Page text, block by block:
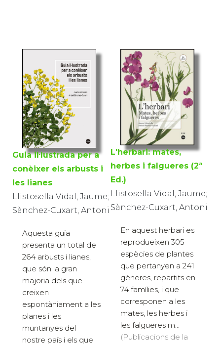
Guia il·lustrada per a
conèixer els arbusts i
les lianes
Llistosella Vidal, Jaume;
Sànchez-Cuxart, Antoni
Aquesta guia
presenta un total de
264 arbusts i lianes,
que són la gran
majoria dels que
creixen
espontàniament a les
planes i les
muntanyes del
nostre país i els que
L'herbari: mates,
herbes i falgueres (2ª
Ed.)
Llistosella Vidal, Jaume;
Sànchez-Cuxart, Antoni
En aquest herbari es
reprodueixen 305
espècies de plantes
que pertanyen a 241
gèneres, repartits en
74 famílies, i que
corresponen a les
mates, les herbes i
les falgueres m...
(Publicacions de la